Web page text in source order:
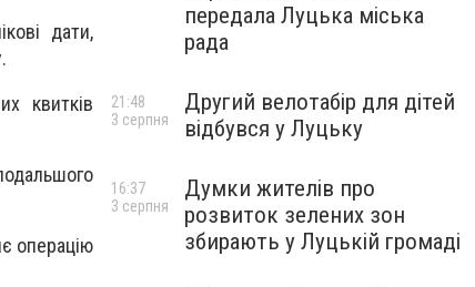
дати,
квитків
операцію
передала Луцька міська
рада
Другий велотабір для дітей
відбувся у Луцьку
21:48
3 серпня
Думки жителів про
розвиток зелених зон
збирають у Луцькій громаді
16:37
3 серпня